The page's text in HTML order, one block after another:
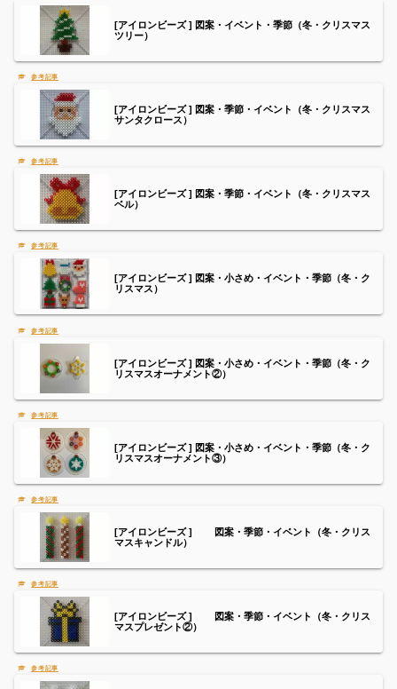
[アイロンビーズ ] 図案・イベント・季節（冬・クリスマス
ツリー）
[アイロンビーズ ] 図案・季節・イベント（冬・クリスマス
サンタクロース）
[アイロンビーズ ] 図案・季節・イベント（冬・クリスマス
ベル）
[アイロンビーズ ] 図案・小さめ・イベント・季節（冬・ク
リスマス）
[アイロンビーズ ] 図案・小さめ・イベント・季節（冬・ク
リスマスオーナメント②）
[アイロンビーズ ] 図案・小さめ・イベント・季節（冬・ク
リスマスオーナメント③）
[アイロンビーズ ] 図案・季節・イベント（冬・クリス
マスキャンドル）
[アイロンビーズ ] 図案・季節・イベント（冬・クリス
マスプレゼント②）